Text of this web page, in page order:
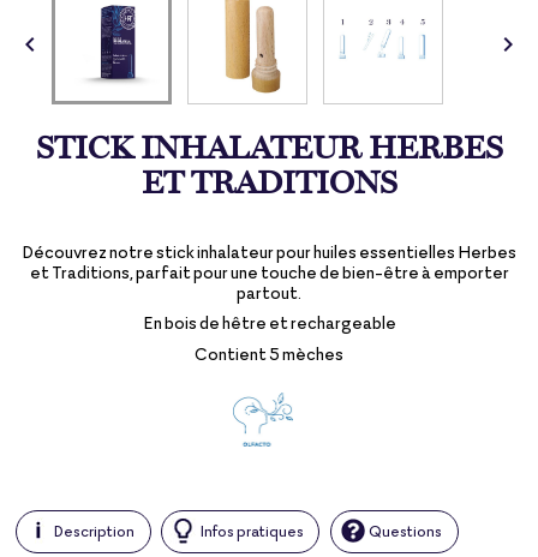
 
STICK INHALATEUR HERBES
ET TRADITIONS
Découvrez notre stick inhalateur pour huiles essentielles Herbes
et Traditions, parfait pour une touche de bien-être à emporter
partout.
En bois de hêtre et rechargeable
Contient 5 mèches
Description Infos pratiques Questions